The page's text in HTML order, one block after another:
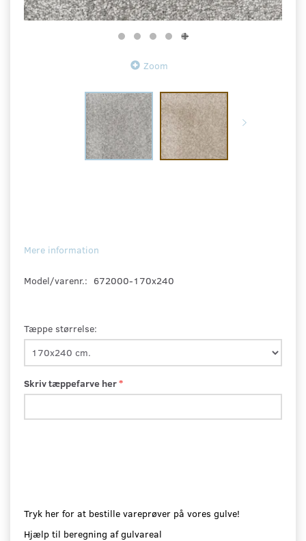
Zoom
Mere information
Model/varenr.: 672000-170x240
Tæppe størrelse:
Skriv tæppefarve her
Tryk her for at bestille vareprøver på vores gulve!
Hjælp til beregning af gulvareal